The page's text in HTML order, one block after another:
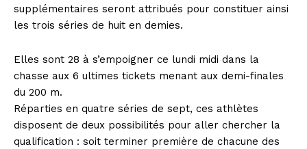
supplémentaires seront attribués pour constituer ainsi
les trois séries de huit en demies.
Elles sont 28 à s’empoigner ce lundi midi dans la
chasse aux 6 ultimes tickets menant aux demi-finales
du 200 m.
Réparties en quatre séries de sept, ces athlètes
disposent de deux possibilités pour aller chercher la
qualification : soit terminer première de chacune des